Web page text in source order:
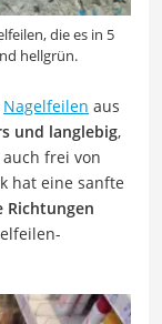
die es in 5
hellgrün.
Nagelfeilen aus
und langlebig,
auch frei von
hat eine sanfte
Richtungen